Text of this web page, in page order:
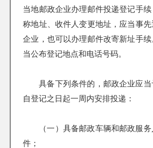
当地邮政企业办理邮件投递登记手
称地址、收件人变更地址，应当事
企业，也可以办理邮件改寄新址手
当公布登记地点和电话号码。
具备下列条件的，邮政企业应
自登记之日起一周内安排投递：
（一）具备邮政车辆和邮政服
件；